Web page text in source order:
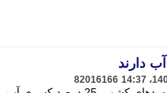
82016166